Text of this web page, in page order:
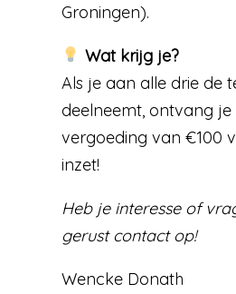
Groningen).
Wat krijg je?
Als je aan alle drie de
deelneemt, ontvang je
vergoeding van €100
inzet!
Heb je interesse of
gerust contact op!
Wencke Donath